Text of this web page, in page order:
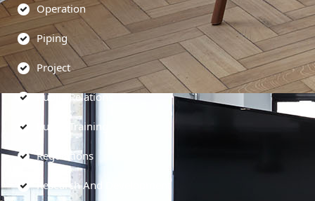
Operation
Piping
Project
Public Relations
Public Training
Regulations
Research And Development